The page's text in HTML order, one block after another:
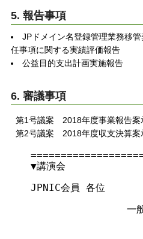
5. 報告事項
JPドメイン名登録管理業務移
任事項に関する実績評価報告
公益目的支出計画実施報告
6. 審議事項
第1号議案 2018年度事業報告案
第2号議案 2018年度収支決算案
▼講演会
JPNIC会員 各位
一般